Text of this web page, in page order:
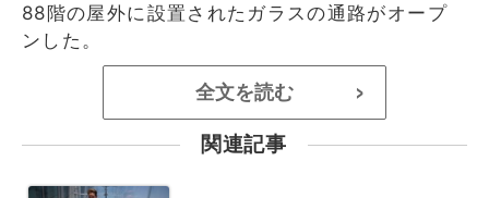
88階の屋外に設置されたガラスの通路がオープ
ンした。
全文を読む >
関連記事